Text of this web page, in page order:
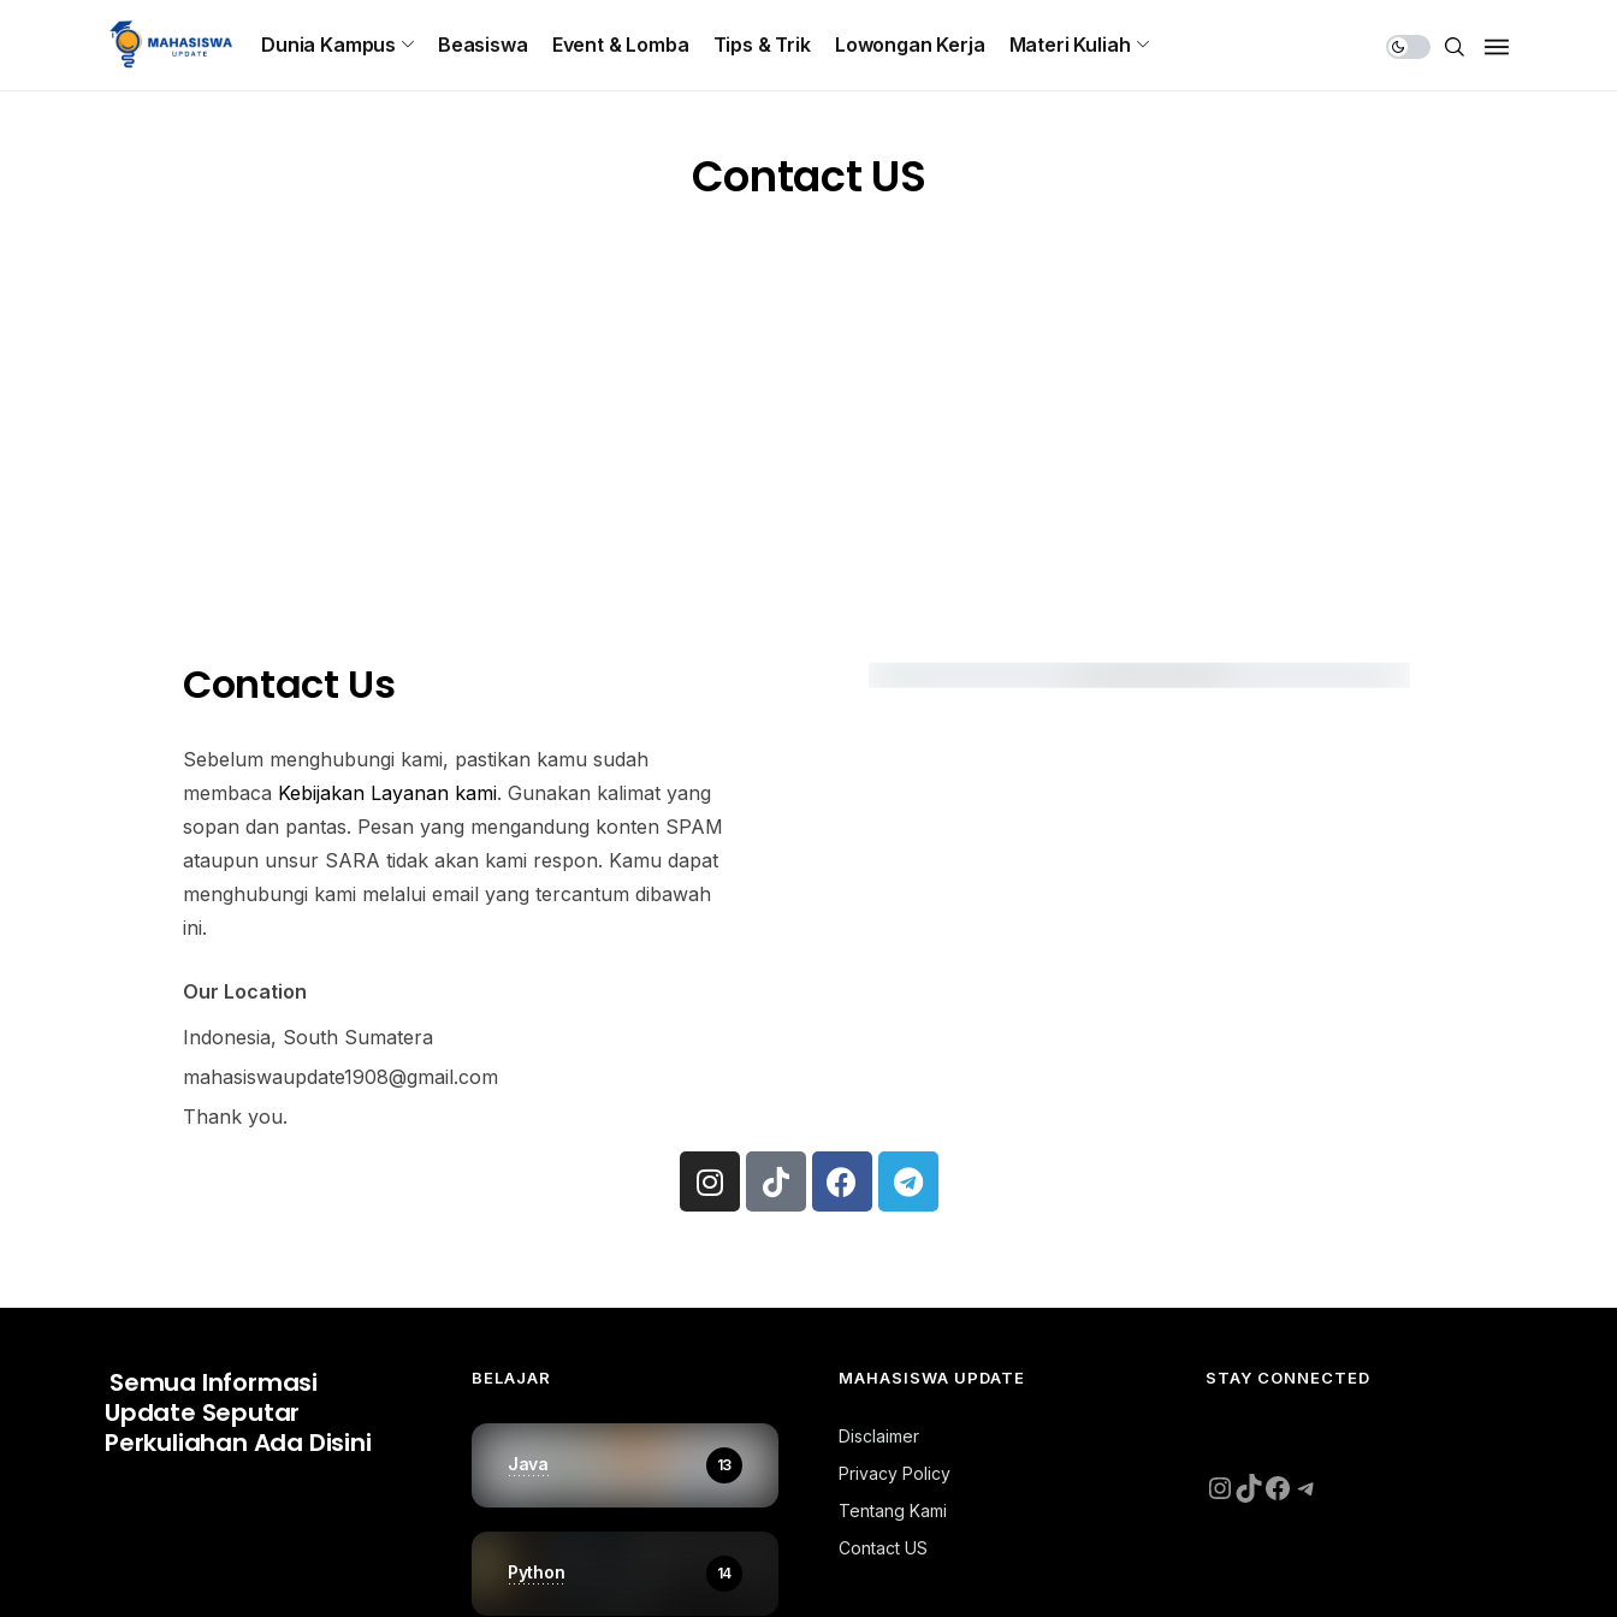
Beranda
Dunia Kampus Beasiswa Event & Lomba Tips & Trik Lowongan Kerja Materi Kuliah
Contact US
Contact Us
Sebelum menghubungi kami, pastikan kamu sudah
membaca Kebijakan Layanan kami. Gunakan kalimat yang
sopan dan pantas. Pesan yang mengandung konten SPAM
ataupun unsur SARA tidak akan kami respon. Kamu dapat
menghubungi kami melalui email yang tercantum dibawah
ini.
Our Location
Indonesia, South Sumatera
mahasiswaupdate1908@gmail.com
Thank you.
Semua Informasi
Update Seputar
Perkuliahan Ada Disini
BELAJAR
Java 13
Python 14
MAHASISWA UPDATE
Disclaimer
Privacy Policy
Tentang Kami
Contact US
STAY CONNECTED